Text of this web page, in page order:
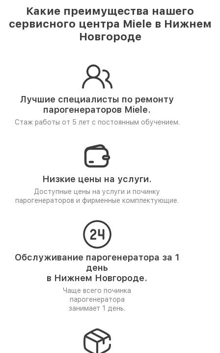
Какие преимущества нашего
сервисного центра Miele в Нижнем
Новгороде
Лучшие специалисты по ремонту
парогенераторов Miele.
Стаж работы от 5 лет с постоянным обучением.
Низкие цены на услуги.
Доступные цены на услуги и починку
парогенераторов и фирменные комплектующие.
Обслуживание парогенератора за 1
день
в Нижнем Новгороде.
Чаще всего починка
парогенератора
занимает 1 день.